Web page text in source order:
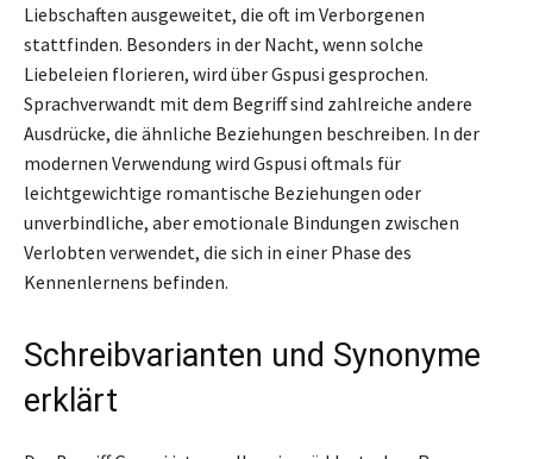
Liebschaften ausgeweitet, die oft im Verborgenen
stattfinden. Besonders in der Nacht, wenn solche
Liebeleien florieren, wird über Gspusi gesprochen.
Sprachverwandt mit dem Begriff sind zahlreiche andere
Ausdrücke, die ähnliche Beziehungen beschreiben. In der
modernen Verwendung wird Gspusi oftmals für
leichtgewichtige romantische Beziehungen oder
unverbindliche, aber emotionale Bindungen zwischen
Verlobten verwendet, die sich in einer Phase des
Kennenlernens befinden.
Schreibvarianten und Synonyme
erklärt